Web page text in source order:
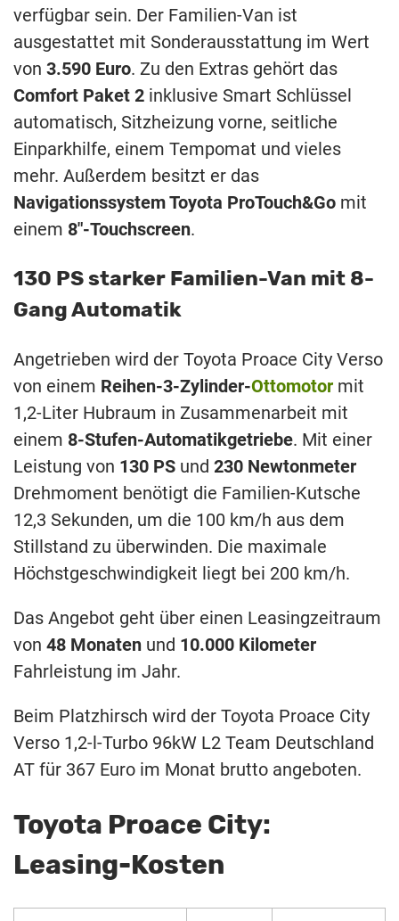
verfügbar sein. Der Familien-Van ist
ausgestattet mit Sonderausstattung im Wert
von 3.590 Euro. Zu den Extras gehört das
Comfort Paket 2 inklusive Smart Schlüssel
automatisch, Sitzheizung vorne, seitliche
Einparkhilfe, einem Tempomat und vieles
mehr. Außerdem besitzt er das
Navigationssystem Toyota ProTouch&Go mit
einem 8″-Touchscreen.
130 PS starker Familien-Van mit 8-
Gang Automatik
Angetrieben wird der Toyota Proace City Verso
von einem Reihen-3-Zylinder-Ottomotor mit
1,2-Liter Hubraum in Zusammenarbeit mit
einem 8-Stufen-Automatikgetriebe. Mit einer
Leistung von 130 PS und 230 Newtonmeter
Drehmoment benötigt die Familien-Kutsche
12,3 Sekunden, um die 100 km/h aus dem
Stillstand zu überwinden. Die maximale
Höchstgeschwindigkeit liegt bei 200 km/h.
Das Angebot geht über einen Leasingzeitraum
von 48 Monaten und 10.000 Kilometer
Fahrleistung im Jahr.
Beim Platzhirsch wird der Toyota Proace City
Verso 1,2-l-Turbo 96kW L2 Team Deutschland
AT für 367 Euro im Monat brutto angeboten.
Toyota Proace City:
Leasing-Kosten